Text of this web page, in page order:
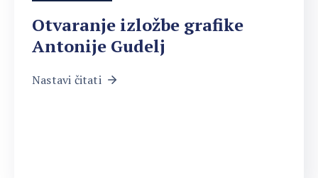
Otvaranje izložbe grafike
Antonije Gudelj
Nastavi čitati